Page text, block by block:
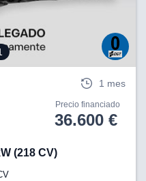
1 mes
Precio financiado
36.600 €
(218 CV)